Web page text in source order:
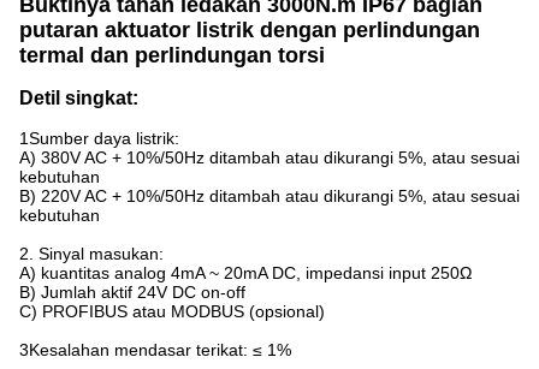
Buktinya tahan ledakan 3000N.m IP67 bagian
putaran aktuator listrik dengan perlindungan
termal dan perlindungan torsi
Detil singkat:
1Sumber daya listrik:
A) 380V AC + 10%/50Hz ditambah atau dikurangi 5%, atau sesuai
kebutuhan
B) 220V AC + 10%/50Hz ditambah atau dikurangi 5%, atau sesuai
kebutuhan
2. Sinyal masukan:
A) kuantitas analog 4mA ~ 20mA DC, impedansi input 250Ω
B) Jumlah aktif 24V DC on-off
C) PROFIBUS atau MODBUS (opsional)
3Kesalahan mendasar terikat: ≤ 1%